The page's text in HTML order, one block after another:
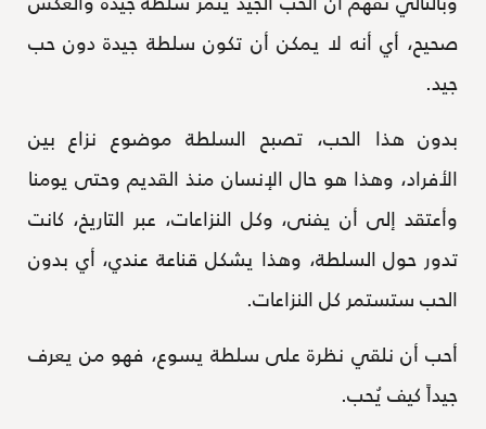
صحيح، أي أنه لا يمكن أن تكون سلطة جيدة دون حب
جيد.
بدون هذا الحب، تصبح السلطة موضوع نزاع بين
الأفراد، وهذا هو حال الإنسان منذ القديم وحتى يومنا
وأعتقد إلى أن يفنى، وكل النزاعات، عبر التاريخ، كانت
تدور حول السلطة، وهذا يشكل قناعة عندي، أي بدون
الحب ستستمر كل النزاعات.
أحب أن نلقي نظرة على سلطة يسوع، فهو من يعرف
جيداً كيف يُحب.